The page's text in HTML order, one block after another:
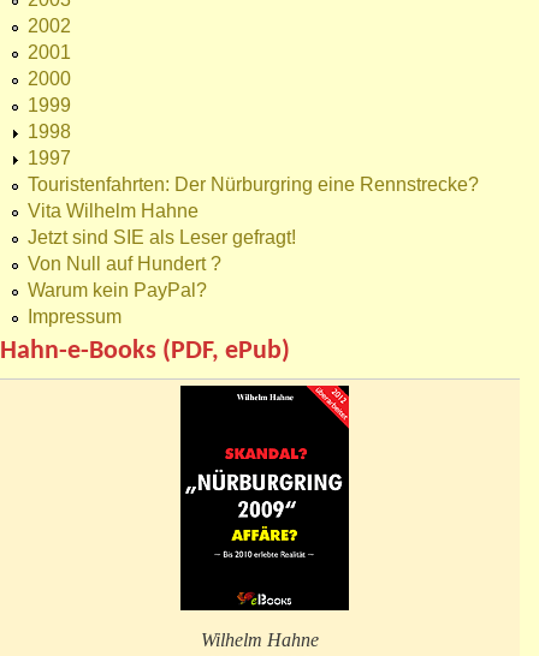
2002
2001
2000
1999
1998
1997
Touristenfahrten: Der Nürburgring eine Rennstrecke?
Vita Wilhelm Hahne
Jetzt sind SIE als Leser gefragt!
Von Null auf Hundert ?
Warum kein PayPal?
Impressum
Hahn-e-Books (PDF, ePub)
Wilhelm Hahne